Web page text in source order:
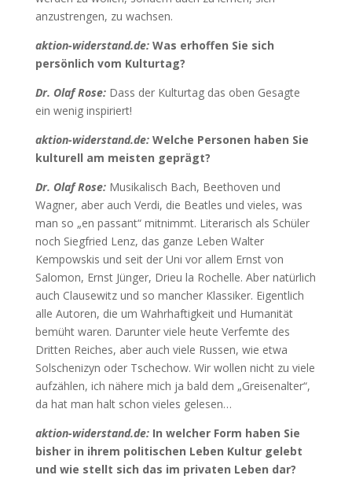
anzustrengen, zu wachsen.
aktion-widerstand.de: Was erhoffen Sie sich
persönlich vom Kulturtag?
Dr. Olaf Rose:Dass der Kulturtag das oben Gesagte
ein wenig inspiriert!
aktion-widerstand.de: Welche Personen haben Sie
kulturell am meisten geprägt?
Dr. Olaf Rose: Musikalisch Bach, Beethoven und
Wagner, aber auch Verdi, die Beatles und vieles, was
man so „en passant“ mitnimmt. Literarisch als Schüler
noch Siegfried Lenz, das ganze Leben Walter
Kempowskis und seit der Uni vor allem Ernst von
Salomon, Ernst Jünger, Drieu la Rochelle. Aber natürlich
auch Clausewitz und so mancher Klassiker. Eigentlich
alle Autoren, die um Wahrhaftigkeit und Humanität
bemüht waren. Darunter viele heute Verfemte des
Dritten Reiches, aber auch viele Russen, wie etwa
Solschenizyn oder Tschechow. Wir wollen nicht zu viele
aufzählen, ich nähere mich ja bald dem „Greisenalter“,
da hat man halt schon vieles gelesen…
aktion-widerstand.de: In welcher Form haben Sie
bisher in ihrem politischen Leben Kultur gelebt
und wie stellt sich das im privaten Leben dar?